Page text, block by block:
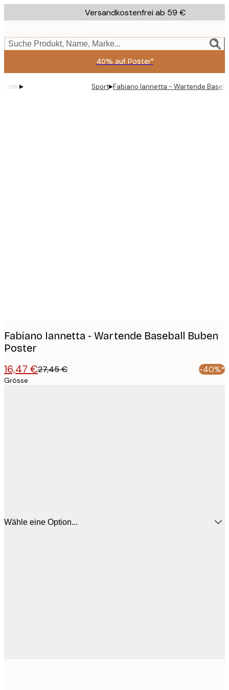
to
content.
Versandkostenfrei ab 59 €
Suche Produkt, Name, Marke...
40% auf Poster*
▸ Sport▸Fabiano Iannetta - Wartende
Fabiano Iannetta - Wartende Baseball Buben
Poster
16,47 €27,45 € -40%*
Grösse
Wähle eine Option...